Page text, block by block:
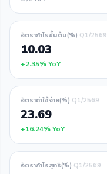
อัตรากำไรขั้นต้น(%) Q1/2569
10.03
+2.35% YoY
อัตราค่าใช้จ่าย(%) Q1/2569
23.69
+16.24% YoY
อัตรากำไรสุทธิ(%) Q1/2569